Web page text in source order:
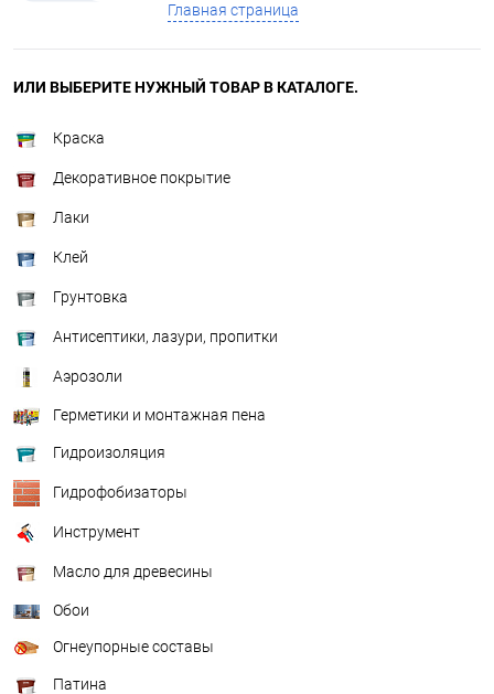
Главная страница
ИЛИ ВЫБЕРИТЕ НУЖНЫЙ ТОВАР В КАТАЛОГЕ.
Краска
Декоративное покрытие
Лаки
Клей
Грунтовка
Антисептики, лазури, пропитки
Аэрозоли
Герметики и монтажная пена
Гидроизоляция
Гидрофобизаторы
Инструмент
Масло для древесины
Обои
Огнеупорные составы
Патина